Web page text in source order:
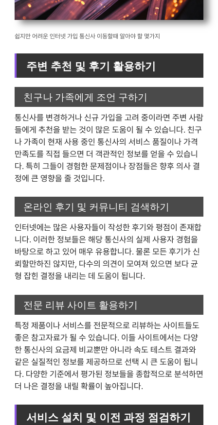
쉽지만 어려운 인터넷 가입 통신사 이동할때 알아야 할 몇가지
주변 추천 및 후기 활용하기
친구나 가족에게 조언 구하기
통신사를 변경하거나 신규 가입을 고려 중이라면 주변 사람
들에게 추천을 받는 것이 많은 도움이 될 수 있습니다. 친구
나 가족이 현재 사용 중인 통신사의 서비스 품질이나 가격
만족도를 직접 들으면 더 객관적인 정보를 얻을 수 있습니
다. 특히 그들이 경험한 문제점이나 장점들은 향후 의사 결
정에 큰 영향을 줄 것입니다.
온라인 후기 및 커뮤니티 검색하기
인터넷에는 많은 사용자들이 작성한 후기와 평점이 존재합
니다. 이러한 정보들은 해당 통신사의 실제 사용자 경험을
바탕으로 하고 있어 매우 유용합니다. 물론 모든 후기가 신
뢰할만하진 않지만, 다수의 의견이 모여져 있으면 보다 균
형 잡힌 결정을 내리는 데 도움이 됩니다.
전문 리뷰 사이트 활용하기
특정 제품이나 서비스를 전문적으로 리뷰하는 사이트들도
좋은 참고자료가 될 수 있습니다. 이들 사이트에서는 다양
한 통신사의 요금제 비교뿐만 아니라 속도 테스트 결과와
같은 실질적인 정보를 제공하므로 선택 시 큰 도움이 됩니
다. 다양한 기준에서 평가된 정보들을 종합적으로 분석하면
더 나은 결정을 내릴 확률이 높아집니다.
서비스 설치 및 이전 과정 점검하기